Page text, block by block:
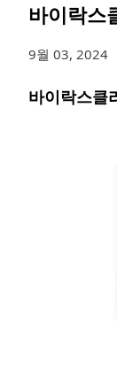
바이락스
9월 03, 2024
바이락스클